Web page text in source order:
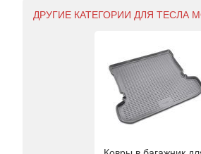
ДРУГИЕ КАТЕГОРИИ ДЛЯ ТЕСЛА